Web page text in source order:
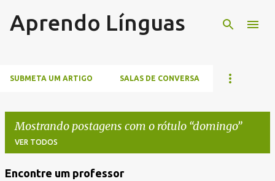
Pular para o conteúdo principal
Aprendo Línguas
SUBMETA UM ARTIGO SALAS DE CONVERSA
Mostrando postagens com o rótulo domingo
VER TODOS
Encontre um professor